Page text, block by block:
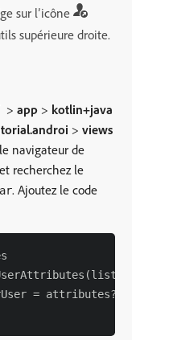
sur l’icône
supérieure droite.
> app > kotlin+java
> views
navigateur de
recherchez le
. Ajoutez le code
=